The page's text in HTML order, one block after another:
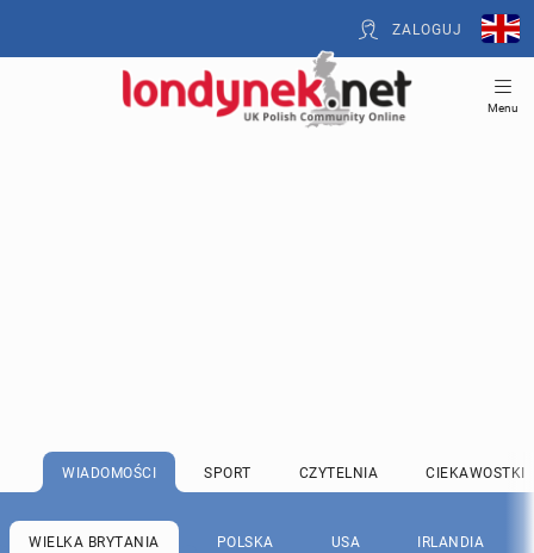
ZALOGUJ
Menu
WIADOMOŚCI SPORT CZYTELNIA CIEKAWOSTKI
WIELKA BRYTANIA POLSKA USA IRLANDIA